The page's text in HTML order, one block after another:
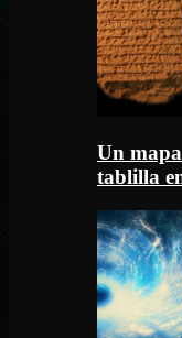
Un
tablilla